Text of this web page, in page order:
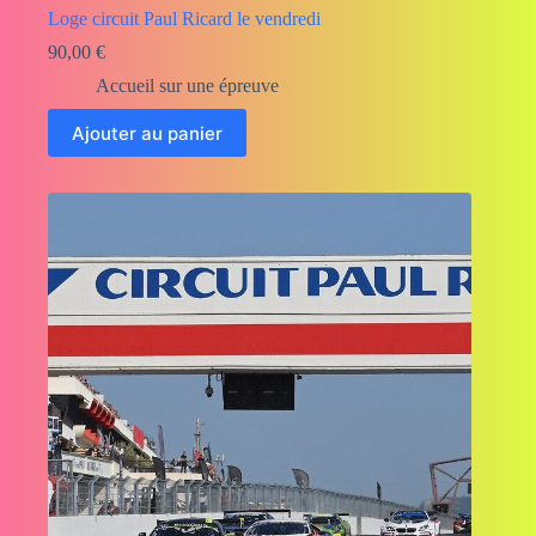
Loge circuit Paul Ricard le vendredi
90,00 €
Accueil sur une épreuve
Ajouter au panier